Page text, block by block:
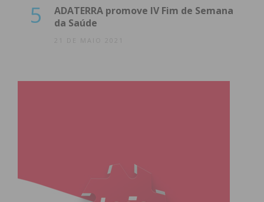
5
ADATERRA promove IV Fim de Semana
da Saúde
21 DE MAIO 2021